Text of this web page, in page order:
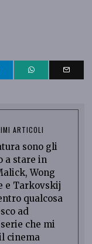
ARTICOLI
sono gli
a stare in
Wong
e Tarkovskij
qualcosa
ad
che mi
cinema